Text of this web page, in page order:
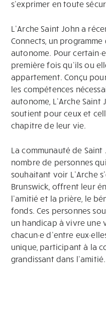
s’exprimer en toute
L’Arche Saint John a
Connects, un
autonome. Pour
première fois qu’ils ou
appartement. Conçu
les compétences
autonome, L’Arche
soutient pour ceux et
chapitre de leur vie.
La communauté de
nombre de personnes
souhaitant voir L’Arche
Brunswick, offrent leur
l’amitié et la prière, le
fonds. Ces personnes
un handicap à vivre une
chacun·e d’entre
unique, participant à la
grandissant dans l’amitié.